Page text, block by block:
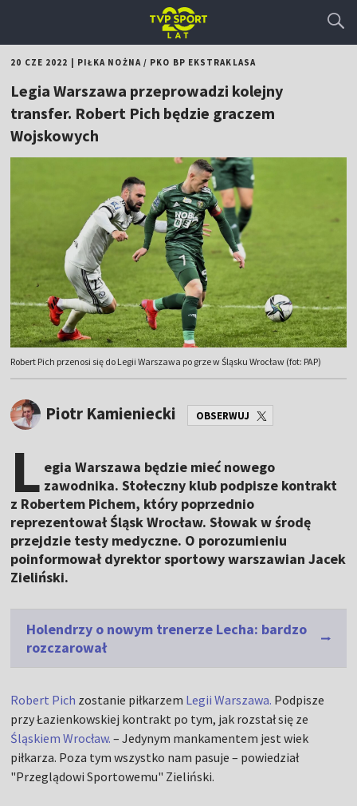
20 CZE 2022 PIŁKA NOŻNA/ PKO BP EKSTRAKLASA
Legia Warszawa przeprowadzi kolejny
transfer. Robert Pich będzie graczem
Wojskowych
Robert Pich przenosi się do Legii Warszawa po grze w Śląsku Wrocław (fot: PAP)
Piotr Kamieniecki OBSERWUJ
L egia Warszawa będzie mieć nowego
zawodnika. Stołeczny klub podpisze kontrakt
z Robertem Pichem, który poprzednio
reprezentował Śląsk Wrocław. Słowak w środę
przejdzie testy medyczne. O porozumieniu
poinformował dyrektor sportowy warszawian Jacek
Zieliński.
Holendrzy o nowym trenerze Lecha: bardzo
rozczarował
Robert Pich zostanie piłkarzem Legii Warszawa. Podpisze
przy Łazienkowskiej kontrakt po tym, jak rozstał się ze
Śląskiem Wrocław. – Jedynym mankamentem jest wiek
piłkarza. Poza tym wszystko nam pasuje – powiedział
"Przeglądowi Sportowemu" Zieliński.